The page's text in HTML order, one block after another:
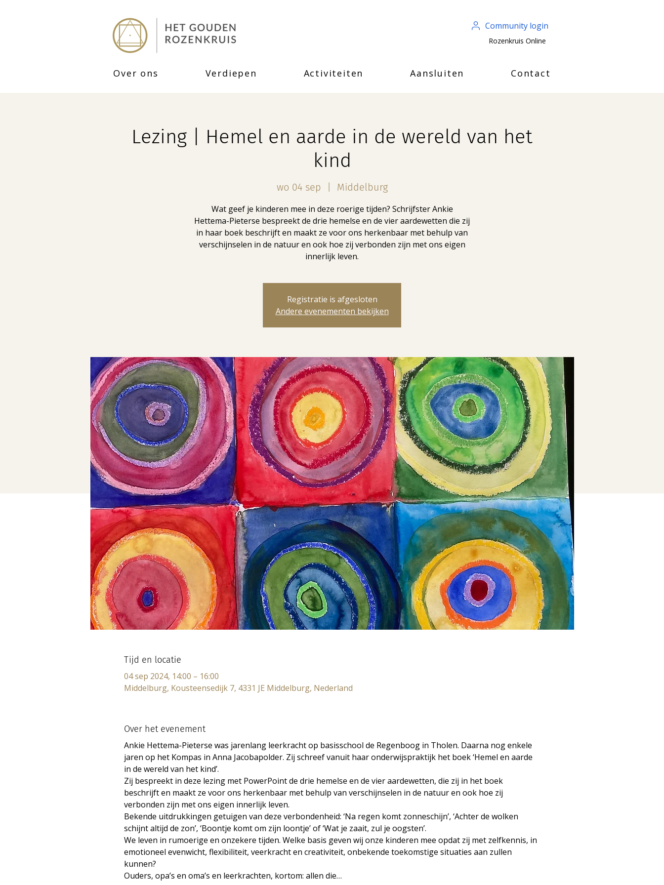
Community login
Rozenkruis Online
Over ons Verdiepen Activiteiten Aansluiten Contact
Lezing | Hemel en aarde in de wereld van het
kind
wo 04 sep Middelburg
Wat geef je kinderen mee in deze roerige tijden? Schrijfster Ankie
Hettema-Pieterse bespreekt de drie hemelse en de vier aardewetten die zij
in haar boek beschrijft en maakt ze voor ons herkenbaar met behulp van
verschijnselen in de natuur en ook hoe zij verbonden zijn met ons eigen
innerlijk leven.
Registratie is afgesloten
Andere evenementen bekijken
Tijd en locatie
04 sep 2024, 14:00 – 16:00
Middelburg, Kousteensedijk 7, 4331 JE Middelburg, Nederland
Over het evenement
Ankie Hettema-Pieterse was jarenlang leerkracht op basisschool de Regenboog in Tholen. Daarna nog enkele
jaren op het Kompas in Anna Jacobapolder. Zij schreef vanuit haar onderwijspraktijk het boek ‘Hemel en aarde
in de wereld van het kind’.
Zij bespreekt in deze lezing met PowerPoint de drie hemelse en de vier aardewetten, die zij in het boek
beschrijft en maakt ze voor ons herkenbaar met behulp van verschijnselen in de natuur en ook hoe zij
verbonden zijn met ons eigen innerlijk leven.
Bekende uitdrukkingen getuigen van deze verbondenheid: ‘Na regen komt zonneschijn’, ‘Achter de wolken
schijnt altijd de zon’, ‘Boontje komt om zijn loontje’ of ‘Wat je zaait, zul je oogsten’.
We leven in rumoerige en onzekere tijden. Welke basis geven wij onze kinderen mee opdat zij met zelfkennis, in
emotioneel evenwicht, flexibiliteit, veerkracht en creativiteit, onbekende toekomstige situaties aan zullen
kunnen?
Ouders, opa’s en oma’s en leerkrachten, kortom: allen die…